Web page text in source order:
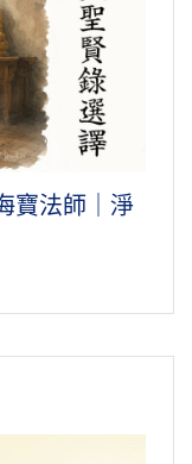
寶法師｜淨